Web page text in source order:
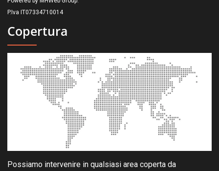
P.Iva IT07334710014
Copertura
Possiamo intervenire in qualsiasi area coperta da